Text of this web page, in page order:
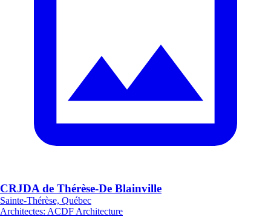
CRJDA de Thérèse-De Blainville
Sainte-Thérèse, Québec
Architectes: ACDF Architecture